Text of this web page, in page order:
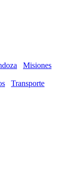
Misiones
Transporte